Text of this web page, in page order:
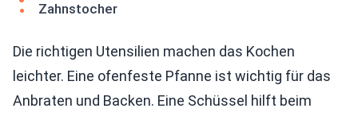
Zahnstocher
Die richtigen Utensilien machen das Kochen
leichter. Eine ofenfeste Pfanne ist wichtig für das
Anbraten und Backen. Eine Schüssel hilft beim